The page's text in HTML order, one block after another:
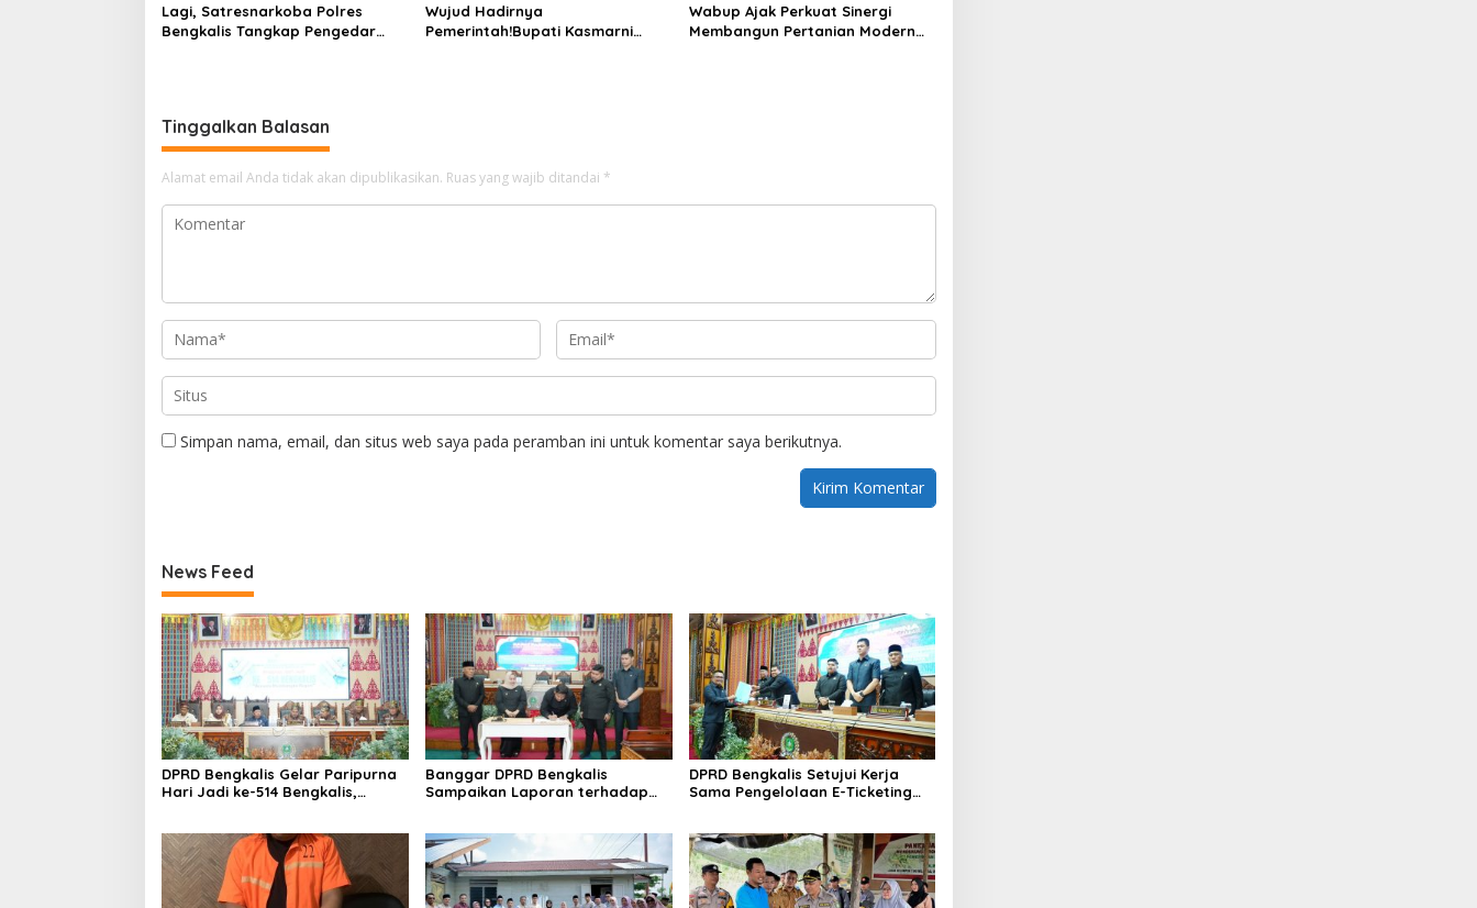
Lagi, Satresnarkoba Polres
Bengkalis Tangkap Pengedar
Wujud Hadirnya
Pemerintah!Bupati Kasmarni
Wabup Ajak Perkuat Sinergi
Membangun Pertanian Modern
Tinggalkan Balasan
Alamat email Anda tidak akan dipublikasikan. Ruas yang wajib ditandai *
Simpan nama, email, dan situs web saya pada peramban ini untuk komentar saya berikutnya.
News Feed
DPRD Bengkalis Gelar Paripurna
Hari Jadi ke-514 Bengkalis,
Banggar DPRD Bengkalis
Sampaikan Laporan terhadap
Anggaran 2025
DPRD Bengkalis Setujui Kerja
Sama Pengelolaan E-Ticketing